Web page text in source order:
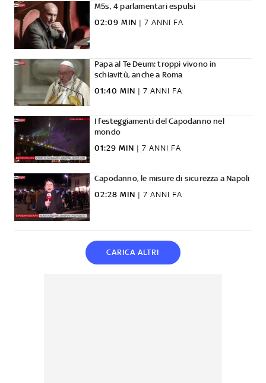
M5s, 4 parlamentari espulsi
02:09 MIN | 7 ANNI FA
Papa al Te Deum: troppi vivono in
schiavitù, anche a Roma
01:40 MIN | 7 ANNI FA
I festeggiamenti del Capodanno nel
mondo
01:29 MIN | 7 ANNI FA
Capodanno, le misure di sicurezza a Napoli
02:28 MIN | 7 ANNI FA
CARICA ALTRI